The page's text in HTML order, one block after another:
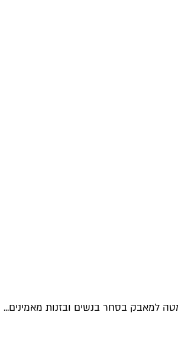
למאבק בסחר בנשים ובזנות מאמינים...